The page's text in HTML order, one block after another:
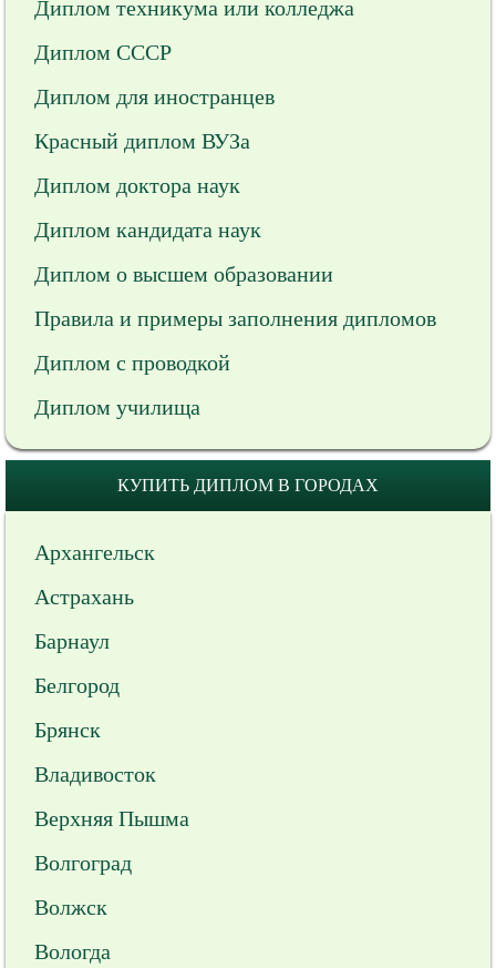
Диплом техникума или колледжа
Диплом СССР
Диплом для иностранцев
Красный диплом ВУЗа
Диплом доктора наук
Диплом кандидата наук
Диплом о высшем образовании
Правила и примеры заполнения дипломов
Диплом с проводкой
Диплом училища
КУПИТЬ ДИПЛОМ В ГОРОДАХ
Архангельск
Астрахань
Барнаул
Белгород
Брянск
Владивосток
Верхняя Пышма
Волгоград
Волжск
Вологда